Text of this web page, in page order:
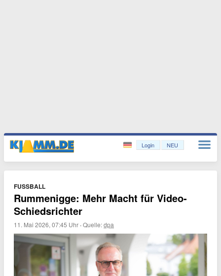
Login NEU
FUSSBALL
Rummenigge: Mehr Macht für Video-
Schiedsrichter
11. Mai 2026, 07:45 Uhr ·Quelle:dpa